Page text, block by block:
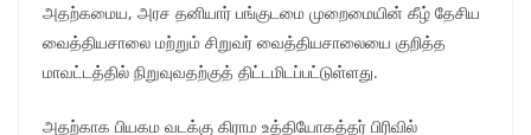
அதற்கமைய, அரச தனியார் பங்குடமை முறைமையின் கீழ் தேசிய
வைத்தியசாலை மற்றும் சிறுவர் வைத்தியசாலையை குறித்த
மாவட்டத்தில் நிறுவுவதற்குத் திட்டமிடப்பட்டுள்ளது.
அதற்காக பியகம வடக்கு கிராம உத்தியோகத்தர் பிரிவில்